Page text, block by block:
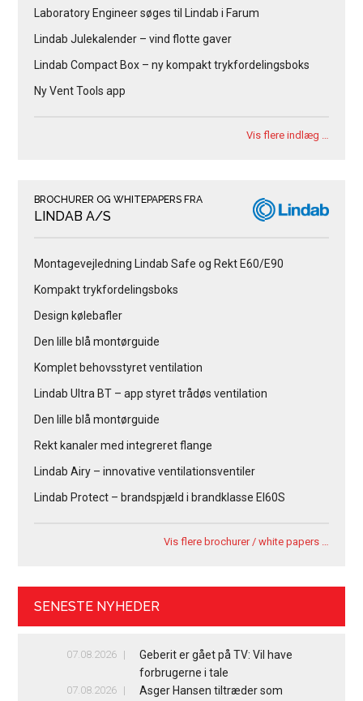
Laboratory Engineer søges til Lindab i Farum
Lindab Julekalender – vind flotte gaver
Lindab Compact Box – ny kompakt trykfordelingsboks
Ny Vent Tools app
Vis flere indlæg …
BROCHURER OG WHITEPAPERS FRA
LINDAB A/S
Montagevejledning Lindab Safe og Rekt E60/E90
Kompakt trykfordelingsboks
Design kølebafler
Den lille blå montørguide
Komplet behovsstyret ventilation
Lindab Ultra BT – app styret trådøs ventilation
Den lille blå montørguide
Rekt kanaler med integreret flange
Lindab Airy – innovative ventilationsventiler
Lindab Protect – brandspjæld i brandklasse EI60S
Vis flere brochurer / white papers …
SENESTE NYHEDER
07.08.2026
Geberit er gået på TV: Vil have
forbrugerne i tale
07.08.2026
Asger Hansen tiltræder som